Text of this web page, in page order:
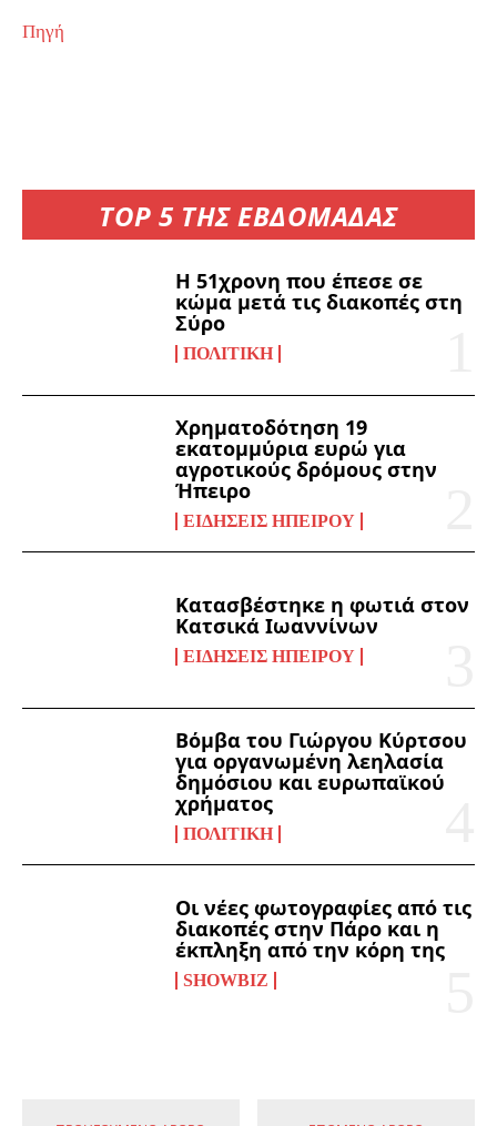
TOP 5 ΤΗΣ ΕΒΔΟΜΑΔΑΣ
Η 51χρονη που έπεσε σε
κώμα μετά τις διακοπές στη
Σύρο
ΠΟΛΙΤΙΚΉ
Χρηματοδότηση 19
εκατομμύρια ευρώ για
αγροτικούς δρόμους στην
Ήπειρο
ΕΙΔΉΣΕΙΣ ΗΠΕΊΡΟΥ
Κατασβέστηκε η φωτιά στον
Κατσικά Ιωαννίνων
ΕΙΔΉΣΕΙΣ ΗΠΕΊΡΟΥ
Βόμβα του Γιώργου Κύρτσου
για οργανωμένη λεηλασία
δημόσιου και ευρωπαϊκού
χρήματος
ΠΟΛΙΤΙΚΉ
Οι νέες φωτογραφίες από τις
διακοπές στην Πάρο και η
έκπληξη από την κόρη της
SHOWBIZ
Πηγή